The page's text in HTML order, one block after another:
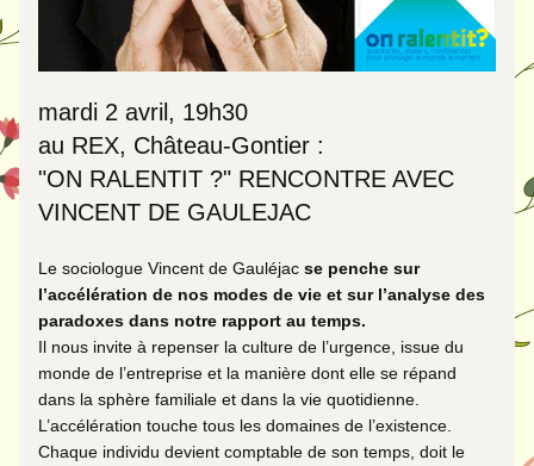
mardi 2 avril, 19h30
au REX, Château-Gontier :
"ON RALENTIT ?" RENCONTRE AVEC
VINCENT DE GAULEJAC
Le sociologue Vincent de Gauléjac se penche sur
l’accélération de nos modes de vie et sur l’analyse des
paradoxes dans notre rapport au temps.
Il nous invite à repenser la culture de l’urgence, issue du
monde de l’entreprise et la manière dont elle se répand
dans la sphère familiale et dans la vie quotidienne.
L’accélération touche tous les domaines de l’existence.
Chaque individu devient comptable de son temps, doit le